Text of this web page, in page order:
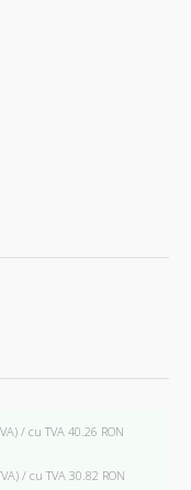
/ cu TVA 40.26 RON
/ cu TVA 30.82 RON